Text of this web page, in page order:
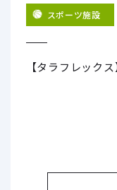
スポーツ施設
【タラフレック